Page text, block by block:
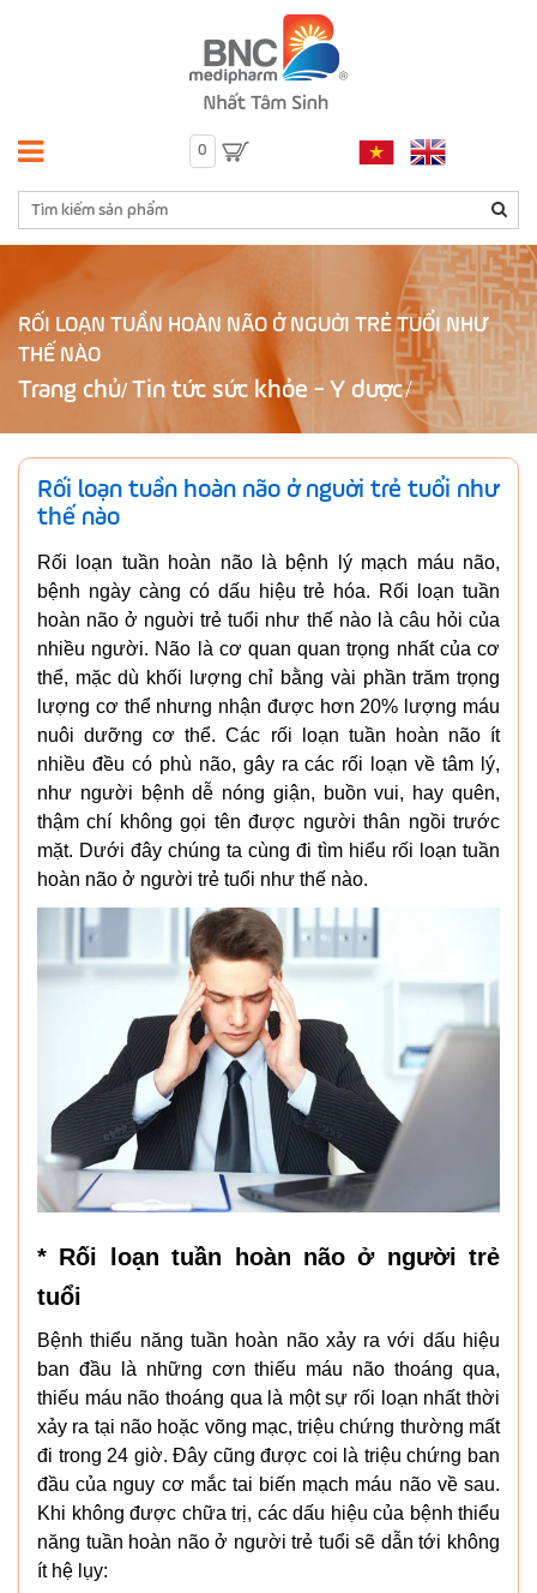
0
RỐI LOẠN TUẦN HOÀN NÃO Ở NGUỜI TRẺ TUỔI NHƯ
THẾ NÀO
Trang chủ/ Tin tức sức khỏe - Y dược
Rối loạn tuần hoàn não ở nguời trẻ tuổi như
thế nào
Rối loạn tuần hoàn não là bệnh lý mạch máu não,
bệnh ngày càng có dấu hiệu trẻ hóa. Rối loạn tuần
hoàn não ở nguời trẻ tuổi như thế nào là câu hỏi của
nhiều người. Não là cơ quan quan trọng nhất của cơ
thể, mặc dù khối lượng chỉ bằng vài phần trăm trọng
lượng cơ thể nhưng nhận được hơn 20% lượng máu
nuôi dưỡng cơ thể. Các rối loạn tuần hoàn não ít
nhiều đều có phù não, gây ra các rối loạn về tâm lý,
như người bệnh dễ nóng giận, buồn vui, hay quên,
thậm chí không gọi tên được người thân ngồi trước
mặt. Dưới đây chúng ta cùng đi tìm hiểu rối loạn tuần
hoàn não ở người trẻ tuổi như thế nào.
* Rối loạn tuần hoàn não ở người trẻ
tuổi
Bệnh thiểu năng tuần hoàn não xảy ra với dấu hiệu
ban đầu là những cơn thiếu máu não thoáng qua,
thiếu máu não thoáng qua là một sự rối loạn nhất thời
xảy ra tại não hoặc võng mạc, triệu chứng thường mất
đi trong 24 giờ. Đây cũng được coi là triệu chứng ban
đầu của nguy cơ mắc tai biến mạch máu não về sau.
Khi không được chữa trị, các dấu hiệu của bệnh thiểu
năng tuần hoàn não ở người trẻ tuổi sẽ dẫn tới không
ít hệ lụy: